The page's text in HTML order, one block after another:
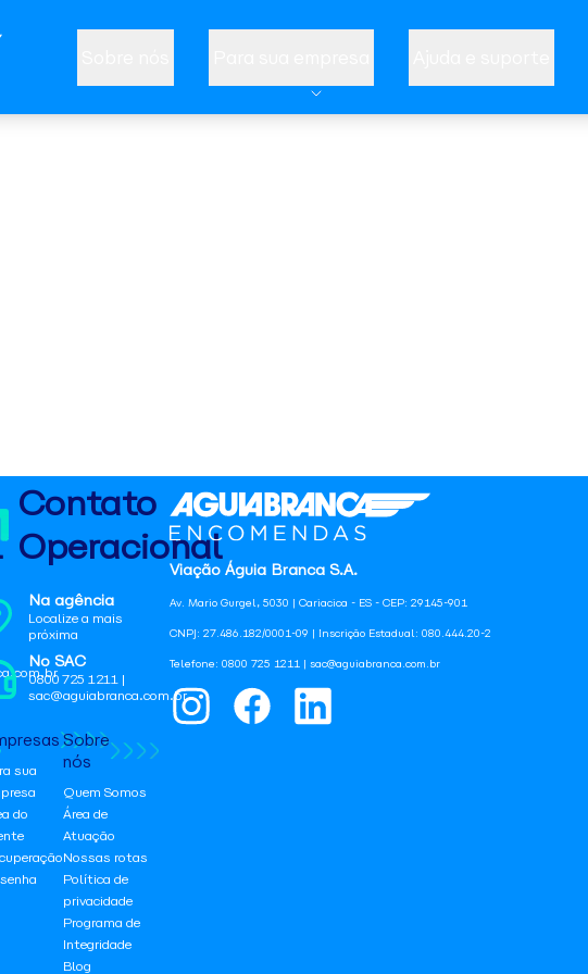
Viação Águia Branca S.A.
Av. Mario Gurgel, 5030 | Cariacica - ES - CEP: 29145-901
CNPJ: 27.486.182/0001-09 | Inscrição Estadual: 080.444.20-2
Telefone: 0800 725 1211 | sac@aguiabranca.com.br
Contato
Operacional
Na agência
Localize a mais
próxima
No SAC
0800 725 1211 |
sac@aguiabranca.com.br
sua
do
Sobre
nós
Quem Somos
Área de
Atuação
Nossas rotas
Política de
privacidade
Programa de
Integridade
Blog